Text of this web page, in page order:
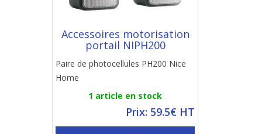
Accessoires motorisation
portail NIPH200
Paire de photocellules PH200 Nice
Home
1 article en stock
Prix: 59.5€ HT